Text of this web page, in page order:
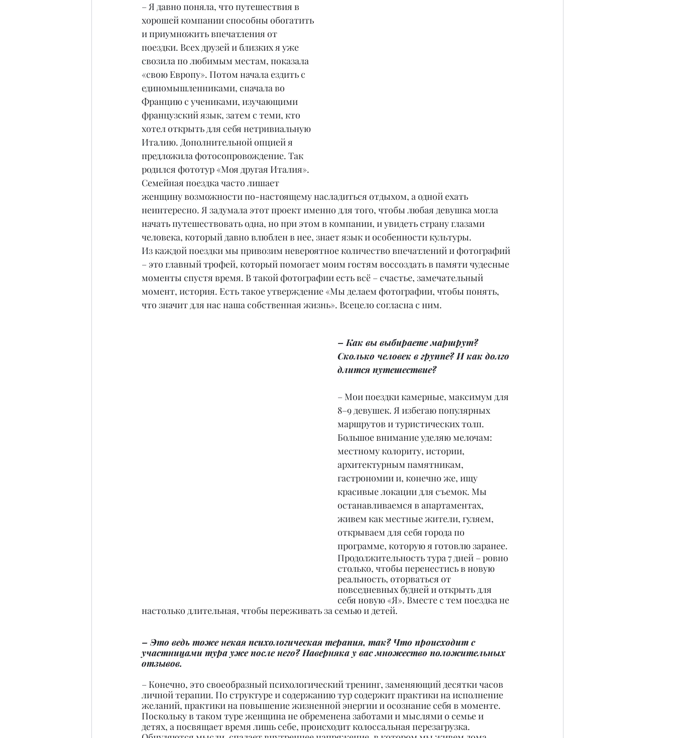
– Я давно поняла, что путешествия в
хорошей компании способны обогатить
и приумножить впечатления от
поездки. Всех друзей и близких я уже
свозила по любимым местам, показала
«свою Европу». Потом начала ездить с
единомышленниками, сначала во
Францию с учениками, изучающими
французский язык, затем с теми, кто
хотел открыть для себя нетривиальную
Италию. Дополнительной опцией я
предложила фотосопровождение. Так
родился фототур «Моя другая Италия».
Семейная поездка часто лишает
женщину возможности по-настоящему насладиться отдыхом, а одной ехать
неинтересно. Я задумала этот проект именно для того, чтобы любая девушка могла
начать путешествовать одна, но при этом в компании, и увидеть страну глазами
человека, который давно влюблен в нее, знает язык и особенности культуры.
Из каждой поездки мы привозим невероятное количество впечатлений и фотографий
– это главный трофей, который помогает моим гостям воссоздать в памяти чудесные
моменты спустя время. В такой фотографии есть всё – счастье, замечательный
момент, история. Есть такое утверждение «Мы делаем фотографии, чтобы понять,
что значит для нас наша собственная жизнь». Всецело согласна с ним.
– Как вы выбираете маршрут?
Сколько человек в группе? И как долго
длится путешествие?
– Мои поездки камерные, максимум для
8–9 девушек. Я избегаю популярных
маршрутов и туристических толп.
Большое внимание уделяю мелочам:
местному колориту, истории,
архитектурным памятникам,
гастрономии и, конечно же, ищу
красивые локации для съемок. Мы
останавливаемся в апартаментах,
живем как местные жители, гуляем,
открываем для себя города по
программе, которую я готовлю заранее.
Продолжительность тура 7 дней – ровно
столько, чтобы перенестись в новую
реальность, оторваться от
повседневных будней и открыть для
себя новую «Я». Вместе с тем поездка не
настолько длительная, чтобы переживать за семью и детей.
– Это ведь тоже некая психологическая терапия, так? Что происходит с
участницами тура уже после него? Наверняка у вас множество положительных
отзывов.
– Конечно, это своеобразный психологический тренинг, заменяющий десятки часов
личной терапии. По структуре и содержанию тур содержит практики на исполнение
желаний, практики на повышение жизненной энергии и осознание себя в моменте.
Поскольку в таком туре женщина не обременена заботами и мыслями о семье и
детях, а посвящает время лишь себе, происходит колоссальная перезагрузка.